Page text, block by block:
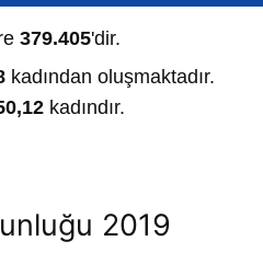
379.405'dir.
kadından oluşmaktadır.
kadındır.
2019